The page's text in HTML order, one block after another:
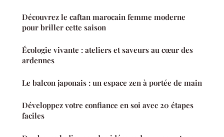
Découvrez le caftan marocain femme moderne
pour briller cette saison
Écologie vivante : ateliers et saveurs au cœur des
ardennes
Le balcon japonais : un espace zen à portée de main
Développez votre confiance en soi avec 20 étapes
faciles